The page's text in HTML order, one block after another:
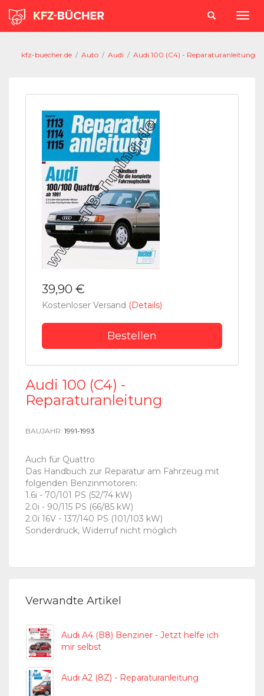
kfz-buecher.de / Auto / Audi / Audi 100 (C4) - Reparaturanleitung
39,90 €
Kostenloser Versand (Details)
Bestellen
Audi 100 (C4) -
Reparaturanleitung
BAUJAHR: 1991-1993
Auch für Quattro
Das Handbuch zur Reparatur am Fahrzeug mit
folgenden Benzinmotoren:
1.6i - 70/101 PS (52/74 kW)
2.0i - 90/115 PS (66/85 kW)
2.0i 16V - 137/140 PS (101/103 kW)
Sonderdruck, Widerruf nicht möglich
Verwandte Artikel
Audi A4 (B8) Benziner - Jetzt helfe ich
mir selbst
Audi A2 (8Z) - Reparaturanleitung